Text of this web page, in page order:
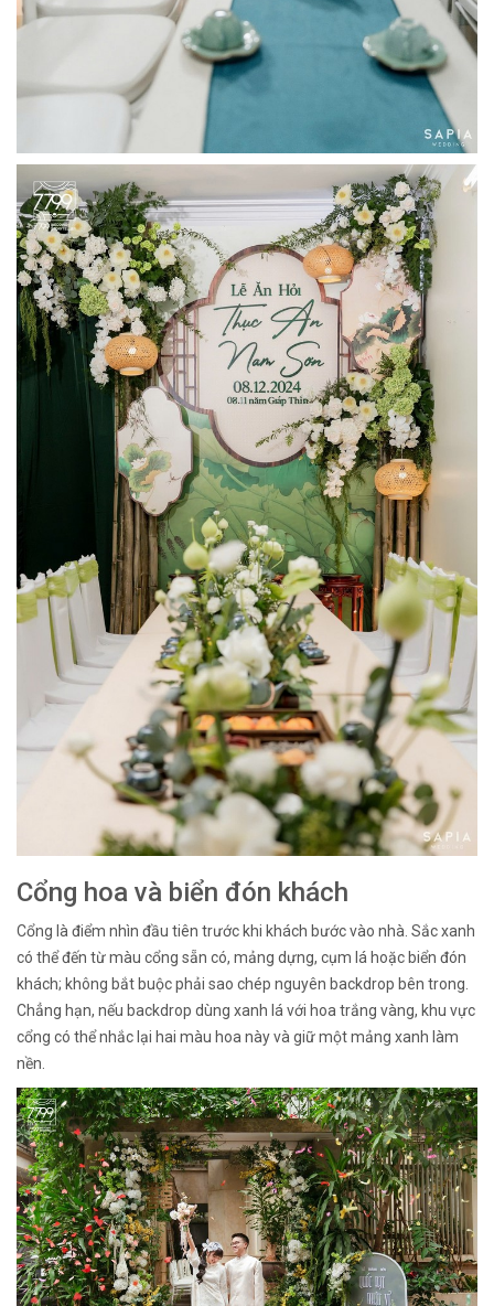
Cổng hoa và biển đón khách
Cổng là điểm nhìn đầu tiên trước khi khách bước vào nhà. Sắc xanh
có thể đến từ màu cổng sẵn có, mảng dựng, cụm lá hoặc biển đón
khách; không bắt buộc phải sao chép nguyên backdrop bên trong.
Chẳng hạn, nếu backdrop dùng xanh lá với hoa trắng vàng, khu vực
cổng có thể nhắc lại hai màu hoa này và giữ một mảng xanh làm
nền.